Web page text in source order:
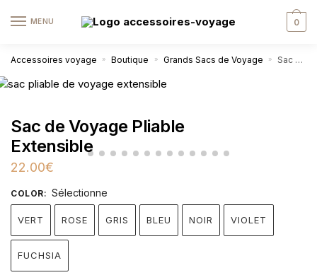
MENU 0
Accessoires voyage » Boutique » Grands Sacs de Voyage » Sac de Voyage Pliable Extensible
Sac de Voyage Pliable
Extensible
22.00€
COLOR: Sélectionne
VERT ROSE GRIS BLEU NOIR VIOLET
FUCHSIA